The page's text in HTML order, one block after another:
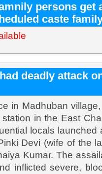
persons get
caste
deadly attack
in Madhuban
in the East
locals launched
Devi (wife of the
Kumar. The
inflicted severe,